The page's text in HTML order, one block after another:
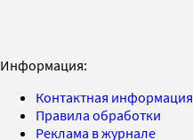
Информация:
Контактная информация
Правила обработки
Реклама в журнале